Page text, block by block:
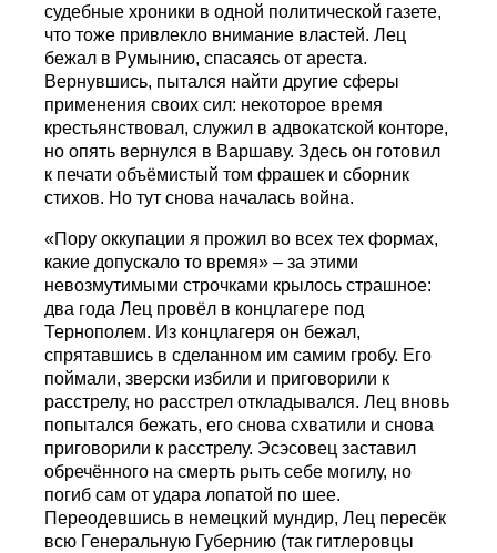
судебные хроники в одной политической газете,
что тоже привлекло внимание властей. Лец
бежал в Румынию, спасаясь от ареста.
Вернувшись, пытался найти другие сферы
применения своих сил: некоторое время
крестьянствовал, служил в адвокатской конторе,
но опять вернулся в Варшаву. Здесь он готовил
к печати объёмистый том фрашек и сборник
стихов. Но тут снова началась война.
«Пору оккупации я прожил во всех тех формах,
какие допускало то время» – за этими
невозмутимыми строчками крылось страшное:
два года Лец провёл в концлагере под
Тернополем. Из концлагеря он бежал,
спрятавшись в сделанном им самим гробу. Его
поймали, зверски избили и приговорили к
расстрелу, но расстрел откладывался. Лец вновь
попытался бежать, его снова схватили и снова
приговорили к расстрелу. Эсэсовец заставил
обречённого на смерть рыть себе могилу, но
погиб сам от удара лопатой по шее.
Переодевшись в немецкий мундир, Лец пересёк
всю Генеральную Губернию (так гитлеровцы